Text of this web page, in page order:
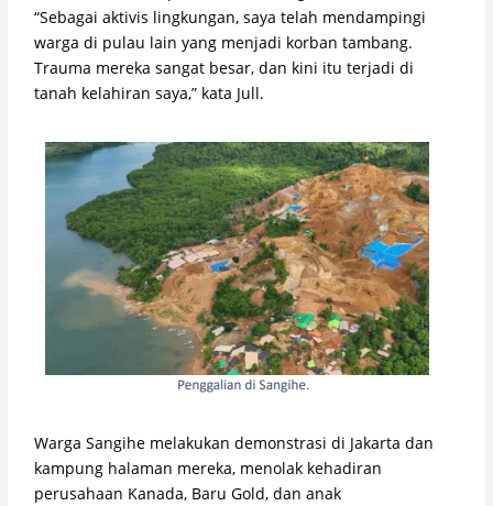
“Sebagai aktivis lingkungan, saya telah mendampingi
warga di pulau lain yang menjadi korban tambang.
Trauma mereka sangat besar, dan kini itu terjadi di
tanah kelahiran saya,” kata Jull.
Warga Sangihe melakukan demonstrasi di Jakarta dan
kampung halaman mereka, menolak kehadiran
perusahaan Kanada, Baru Gold, dan anak